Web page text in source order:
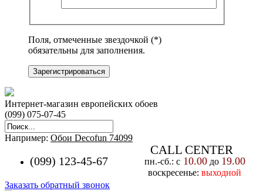
Поля, отмеченные звездочкой (*)
обязательны для заполнения.
Зарегистрироваться
Интернет-магазин европейских обоев
(099) 075-07-45
Например: Обои Decofun 74099
(099) 123-45-67
CALL CENTER
пн.-cб.: с10.00до 19.00
воскресенье: выходной
Заказать обратный звонок